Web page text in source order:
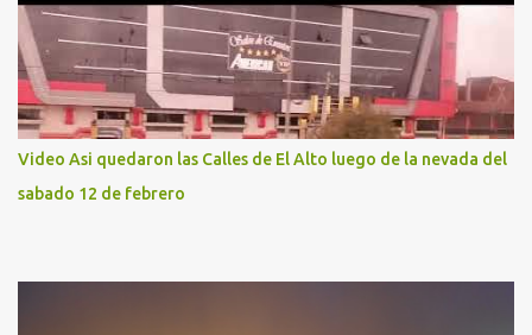
Video Asi quedaron las Calles de El Alto luego de la nevada del
sabado 12 de febrero